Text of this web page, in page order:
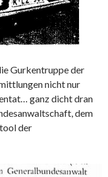
Gurkentruppe der
nicht nur
ganz dicht dran
dem
der